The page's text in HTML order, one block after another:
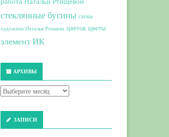
стеклянные бусины схема
художник Наталья Ртищева цветок цветы
элемент ИК
АРХИВЫ
ЗАПИСИ